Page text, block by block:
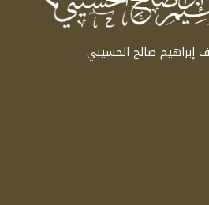
إبراهيم صالح الحسيني